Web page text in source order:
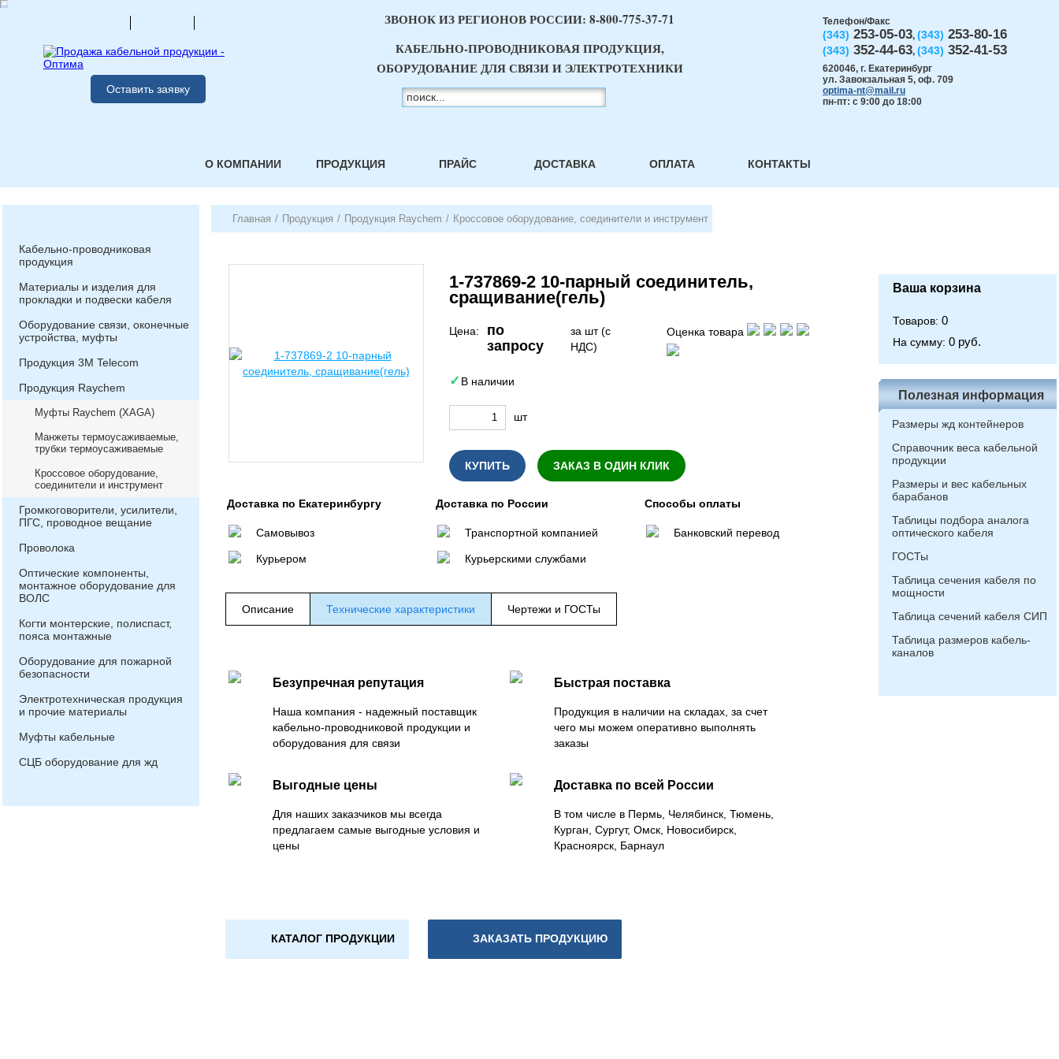
Оставить заявку
Телефон/Факс
(343) 253-05-03, (343) 253-80-16
(343) 352-44-63, (343) 352-41-53
620046, г. Екатеринбург
ул. Завокзальная 5, оф. 709
optima-nt@mail.ru
пн-пт: с 9:00 до 18:00
ЗВОНОК ИЗ РЕГИОНОВ РОССИИ: 8-800-775-37-71
КАБЕЛЬНО-ПРОВОДНИКОВАЯ ПРОДУКЦИЯ,
ОБОРУДОВАНИЕ ДЛЯ СВЯЗИ И ЭЛЕКТРОТЕХНИКИ
О КОМПАНИИ ПРОДУКЦИЯ ПРАЙС ДОСТАВКА ОПЛАТА КОНТАКТЫ
Кабельно-проводниковая
продукция
Материалы и изделия для
прокладки и подвески кабеля
Оборудование связи, оконечные
устройства, муфты
Продукция 3М Telecom
Продукция Raychem
Муфты Raychem (XAGA)
Манжеты термоусаживаемые,
трубки термоусаживаемые
Кроссовое оборудование,
соединители и инструмент
Громкоговорители, усилители,
ПГС, проводное вещание
Проволока
Оптические компоненты,
монтажное оборудование для
ВОЛС
Когти монтерские, полиспаст,
пояса монтажные
Оборудование для пожарной
безопасности
Электротехническая продукция
и прочие материалы
Муфты кабельные
СЦБ оборудование для жд
Главная / Продукция / Продукция Raychem / Кроссовое оборудование, соединители и инструмент
1-737869-2 10-парный соединитель,
сращивание(гель)
Цена:
по
запросу
за шт (с
НДС)
Оценка товара
В наличии
шт
КУПИТЬ ЗАКАЗ В ОДИН КЛИК
Доставка по Екатеринбургу
Самовывоз
Курьером
Доставка по России
Транспортной компанией
Курьерскими службами
Способы оплаты
Банковский перевод
Описание Технические характеристики Чертежи и ГОСТы
Безупречная репутация
Наша компания - надежный поставщик
кабельно-проводниковой продукции и
оборудования для связи
Быстрая поставка
Продукция в наличии на складах, за счет
чего мы можем оперативно выполнять
заказы
Выгодные цены
Для наших заказчиков мы всегда
предлагаем самые выгодные условия и
цены
Доставка по всей России
В том числе в Пермь, Челябинск, Тюмень,
Курган, Сургут, Омск, Новосибирск,
Красноярск, Барнаул
КАТАЛОГ ПРОДУКЦИИ ЗАКАЗАТЬ ПРОДУКЦИЮ
Ваша корзина
Товаров: 0
На сумму: 0 руб.
Полезная информация
Размеры жд контейнеров
Справочник веса кабельной
продукции
Размеры и вес кабельных
барабанов
Таблицы подбора аналога
оптического кабеля
ГОСТы
Таблица сечения кабеля по
мощности
Таблица сечений кабеля СИП
Таблица размеров кабель-
каналов